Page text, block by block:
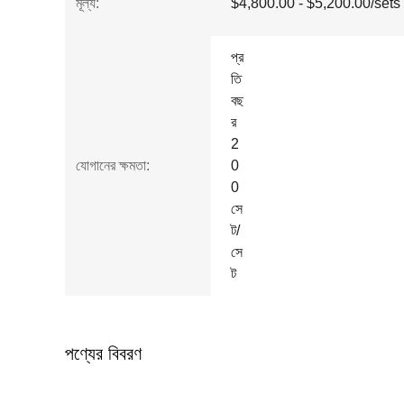
মূল্য: $4,800.00 - $5,200.00/sets
যোগানের ক্ষমতা:
প্র
তি
বছ
র
2
0
0
সে
ট/
সে
ট
পণ্যের বিবরণ